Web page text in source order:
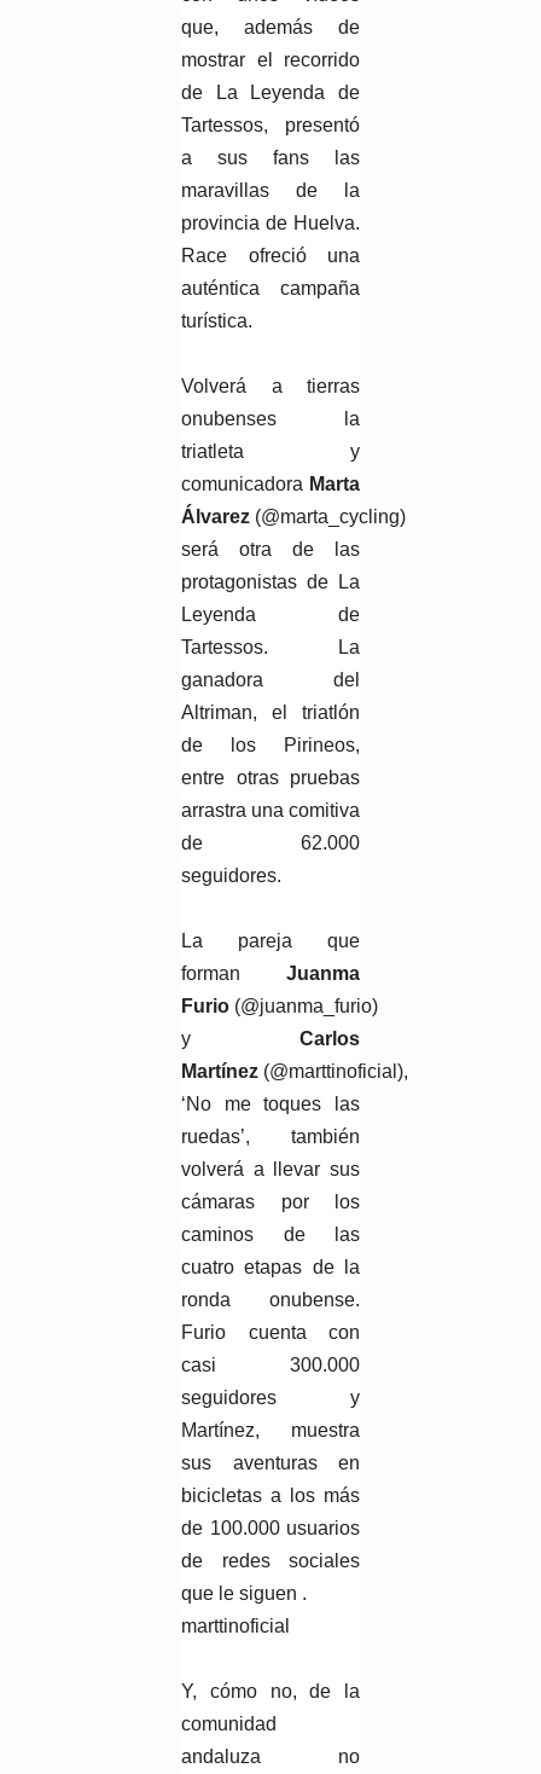
que, además de
mostrar el recorrido
de La Leyenda de
Tartessos, presentó
a sus fans las
maravillas de la
provincia de Huelva.
Race ofreció una
auténtica campaña
turística.
Volverá a tierras
onubenses la
triatleta y
comunicadora Marta
Álvarez (@marta_cycling)
será otra de las
protagonistas de La
Leyenda de
Tartessos. La
ganadora del
Altriman, el triatlón
de los Pirineos,
entre otras pruebas
arrastra una comitiva
de 62.000
seguidores.
La pareja que
forman Juanma
Furio (@juanma_furio)
y Carlos
Martínez (@marttinoficial),
‘No me toques las
ruedas’, también
volverá a llevar sus
cámaras por los
caminos de las
cuatro etapas de la
ronda onubense.
Furio cuenta con
casi 300.000
seguidores y
Martínez, muestra
sus aventuras en
bicicletas a los más
de 100.000 usuarios
de redes sociales
que le siguen .
marttinoficial
Y, cómo no, de la
comunidad
andaluza no